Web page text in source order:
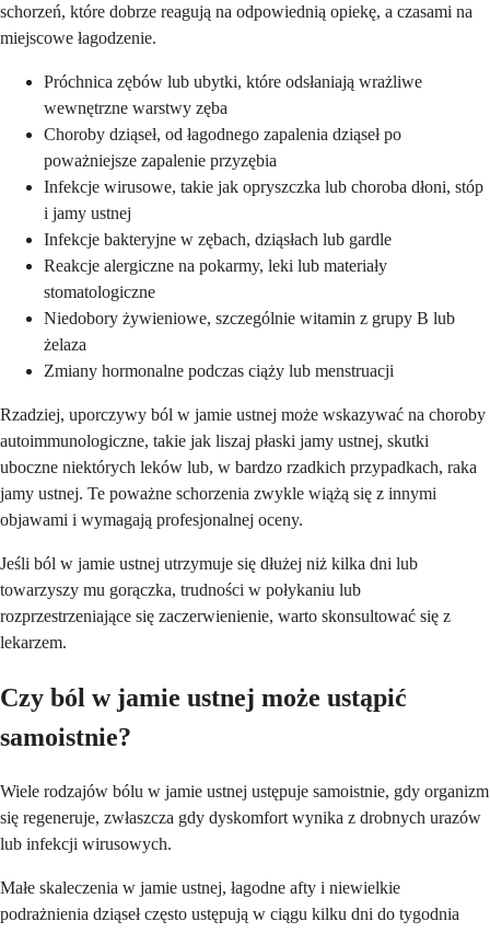
schorzeń, które dobrze reagują na odpowiednią opiekę, a czasami na
miejscowe łagodzenie.
Próchnica zębów lub ubytki, które odsłaniają wrażliwe
wewnętrzne warstwy zęba
Choroby dziąseł, od łagodnego zapalenia dziąseł po
poważniejsze zapalenie przyzębia
Infekcje wirusowe, takie jak opryszczka lub choroba dłoni, stóp
i jamy ustnej
Infekcje bakteryjne w zębach, dziąsłach lub gardle
Reakcje alergiczne na pokarmy, leki lub materiały
stomatologiczne
Niedobory żywieniowe, szczególnie witamin z grupy B lub
żelaza
Zmiany hormonalne podczas ciąży lub menstruacji
Rzadziej, uporczywy ból w jamie ustnej może wskazywać na choroby
autoimmunologiczne, takie jak liszaj płaski jamy ustnej, skutki
uboczne niektórych leków lub, w bardzo rzadkich przypadkach, raka
jamy ustnej. Te poważne schorzenia zwykle wiążą się z innymi
objawami i wymagają profesjonalnej oceny.
Jeśli ból w jamie ustnej utrzymuje się dłużej niż kilka dni lub
towarzyszy mu gorączka, trudności w połykaniu lub
rozprzestrzeniające się zaczerwienienie, warto skonsultować się z
lekarzem.
Czy ból w jamie ustnej może ustąpić
samoistnie?
Wiele rodzajów bólu w jamie ustnej ustępuje samoistnie, gdy organizm
się regeneruje, zwłaszcza gdy dyskomfort wynika z drobnych urazów
lub infekcji wirusowych.
Małe skaleczenia w jamie ustnej, łagodne afty i niewielkie
podrażnienia dziąseł często ustępują w ciągu kilku dni do tygodnia